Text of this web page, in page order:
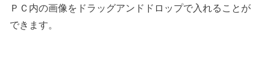
ＰＣ内の画像をドラッグアンドドロップで入れることが
できます。